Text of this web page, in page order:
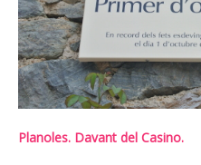
Planoles. Davant del Casino.